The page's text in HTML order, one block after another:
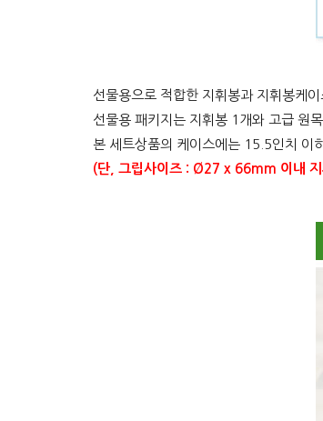
선물용으로 적합한 지휘봉과 지휘봉케
선물용 패키지는 지휘봉 1개와 고급 원
본 세트상품의 케이스에는 15.5인치 이
(단, 그립사이즈 : Ø27 x 66mm 이내 지